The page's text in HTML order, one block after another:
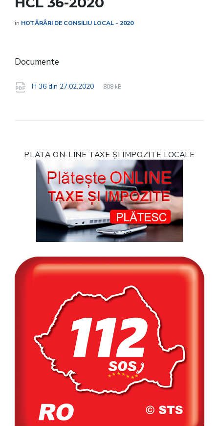
în HOTĂRÂRI DE CONSILIU LOCAL - 2020
Documente
H 36 din 27.02.2020
File
pdf
File
808 kB
PLATA ON-LINE TAXE ȘI IMPOZITE LOCALE